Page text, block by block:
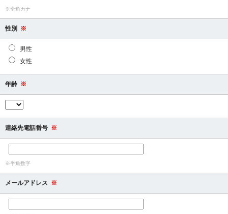
※全角カナ
性別 ※
男性
女性
年齢 ※
連絡先電話番号 ※
※半角数字
メールアドレス ※